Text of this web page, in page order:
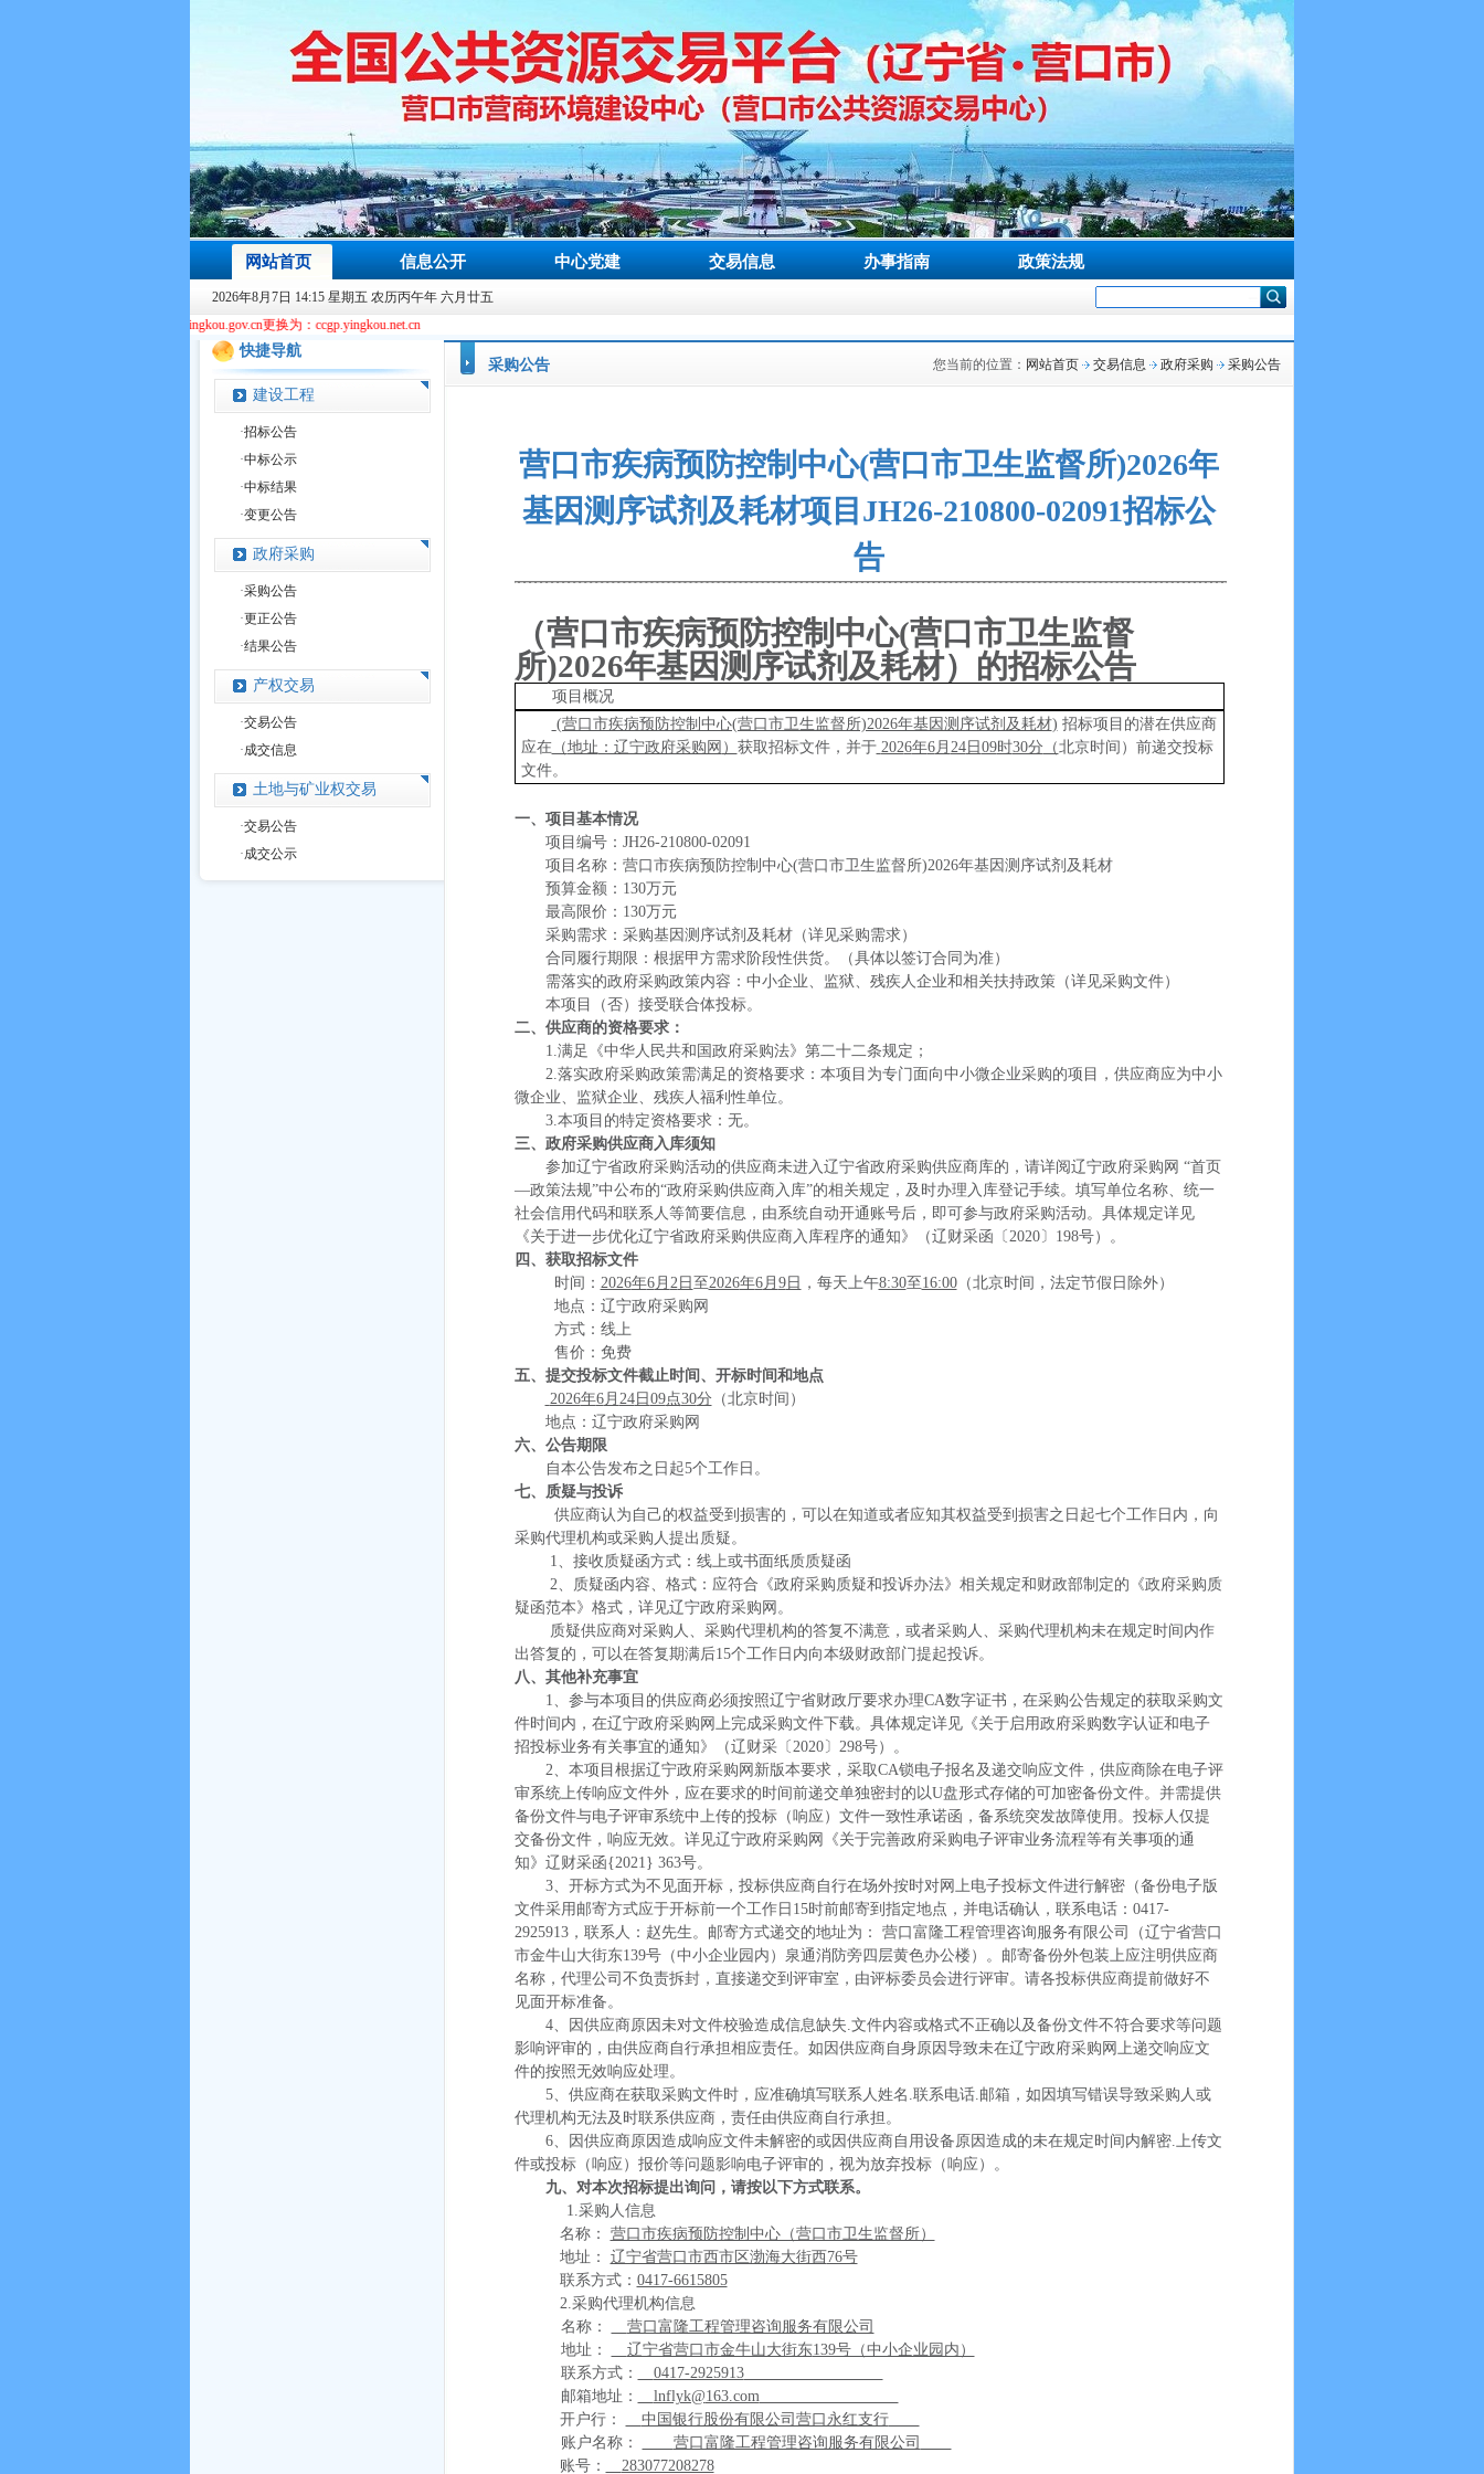
网站首页 信息公开 中心党建 交易信息 办事指南 政策法规
2026年8月7日 14:15 星期五 农历丙午年 六月廿五
本站域名由ccgp.yingkou.gov.cn更换为：ccgp.yingkou.net.cn
快捷导航
建设工程
·招标公告
·中标公示
·中标结果
·变更公告
政府采购
·采购公告
·更正公告
·结果公告
产权交易
·交易公告
·成交信息
土地与矿业权交易
·交易公告
·成交公示
采购公告 您当前的位置： 网站首页 交易信息 政府采购 采购公告
营口市疾病预防控制中心(营口市卫生监督所)2026年
基因测序试剂及耗材项目JH26-210800-02091招标公
告
（营口市疾病预防控制中心(营口市卫生监督
所)2026年基因测序试剂及耗材）的招标公告
项目概况
(营口市疾病预防控制中心(营口市卫生监督所)2026年基因测序试剂及耗材) 招标项目的潜在供应商
应在（地址 ：辽宁政府采购网 ） 获取招标文件，并于 2026年6月 24日 09时30分 （北京时间）前递交投标
文件。
一、项目基本情况
项目编号： JH26-210800-02091
项目名称： 营口市疾病预防控制中心(营口市卫生监督所)2026年基因测序试剂及耗材
预算金额： 130万元
最高限价： 130万元
采购需求： 采购基因测序试剂及耗材（详见采购需求）
合同履行期限：根据甲方需求阶段性供货。（具体以签订合同为准）
需落实的政府采购政策内容： 中小企业、监狱、残疾人企业和相关扶持政策（详见采购文件）
本项目（否）接受联合体投标。
二、供应商的资格要求：
1.满足《中华人民共和国政府采购法》第二十二条规定；
2.落实政府采购政策需满足的资格要求：本项目为专门面向中小微企业采购的项目，供应商应为中小
微企业、监狱企业、残疾人福利性单位。
3.本项目的特定资格要求： 无。
三、政府采购供应商入库须知
参加辽宁省政府采购活动的供应商未进入辽宁省政府采购供应商库的，请详阅辽宁政府采购网 “首页
—政策法规”中公布的“政府采购供应商入库”的相关规定，及时办理入库登记手续。填写单位名称、统一
社会信用代码和联系人等简要信息，由系统自动开通账号后，即可参与政府采购活动。具体规定详见
《关于进一步优化辽宁省政府采购供应商入库程序的通知》（辽财采函〔2020〕198号）。
四、获取招标文件
时间： 2026年6月 2日 至2026年6月 9日 ，每天上午8:30至 16:00（北京时间，法定节假日除外）
地点： 辽宁政府采购网
方式： 线上
售价： 免费
五、提交投标文件截止时间、开标时间和地点
2026年6月 24日 09点30分 （北京时间 ）
地点： 辽宁政府采购网
六、公告期限
自本公告发布之日起5个工作日。
七、质疑与投诉
供应商认为自己的权益受到损害的，可以在知道或者应知其权益受到损害之日起七个工作日内，向
采购代理机构或采购人提出质疑。
1、接收质疑函方式： 线上或书面纸质质疑函
2、质疑函内容、格式：应符合《政府采购质疑和投诉办法》相关规定和财政部制定的《政府采购质
疑函范本》格式，详见辽宁政府采购网。
质疑供应商对采购人、采购代理机构的答复不满意，或者采购人、采购代理机构未在规定时间内作
出答复的，可以在答复期满后15个工作日内向本级财政部门提起投诉。
八、其他补充事宜
1、参与本项目的供应商必须按照辽宁省财政厅要求办理CA数字证书，在采购公告规定的获取采购文
件时间内，在辽宁政府采购网上完成采购文件下载。具体规定详见《关于启用政府采购数字认证和电子
招投标业务有关事宜的通知》（辽财采〔2020〕298号）。
2、本项目根据辽宁政府采购网新版本要求，采取CA锁电子报名及递交响应文件，供应商除在电子评
审系统上传响应文件外，应在要求的时间前递交单独密封的以U盘形式存储的可加密备份文件。并需提供
备份文件与电子评审系统中上传的投标（响应）文件一致性承诺函，备系统突发故障使用。投标人仅提
交备份文件，响应无效。详见辽宁政府采购网《关于完善政府采购电子评审业务流程等有关事项的通
知》辽财采函{2021} 363号。
3、开标方式为不见面开标，投标供应商自行在场外按时对网上电子投标文件进行解密（备份电子版
文件采用邮寄方式应于开标前一个工作日15时前邮寄到指定地点，并电话确认，联系电话：0417-
2925913，联系人：赵先生。邮寄方式递交的地址为： 营口富隆工程管理咨询服务有限公司（辽宁省营口
市金牛山大街东139号（中小企业园内）泉通消防旁四层黄色办公楼）。邮寄备份外包装上应注明供应商
名称，代理公司不负责拆封，直接递交到评审室，由评标委员会进行评审。请各投标供应商提前做好不
见面开标准备。
4、因供应商原因未对文件校验造成信息缺失.文件内容或格式不正确以及备份文件不符合要求等问题
影响评审的，由供应商自行承担相应责任。如因供应商自身原因导致未在辽宁政府采购网上递交响应文
件的按照无效响应处理。
5、供应商在获取采购文件时，应准确填写联系人姓名.联系电话.邮箱，如因填写错误导致采购人或
代理机构无法及时联系供应商，责任由供应商自行承担。
6、因供应商原因造成响应文件未解密的或因供应商自用设备原因造成的未在规定时间内解密.上传文
件或投标（响应）报价等问题影响电子评审的，视为放弃投标（响应）。
九、对本次招标提出询问，请按以下方式联系。
1.采购人信息
名称：
营口市疾病预防控制中心（营口市卫生监督所）
地址：
辽宁省营口市西市区渤海大街西76号
联系方式： 0417-6615805
2.采购代理机构信息
名称：
营口富隆工程管理咨询服务有限公司
地址：
辽宁省营口市金牛山大街东139号（中小企业园内）
联系方式：
0417-2925913
邮箱地址：
lnflyk@163.com
开户行：
中国银行股份有限公司营口永红支行
账户名称：
营口富隆工程管理咨询服务有限公司
账号：
283077208278